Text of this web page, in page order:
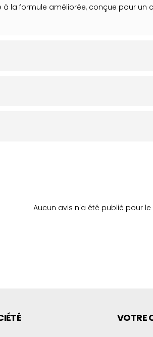
la formule améliorée, conçue pour un
Aucun avis n'a été publié pour
VOTRE